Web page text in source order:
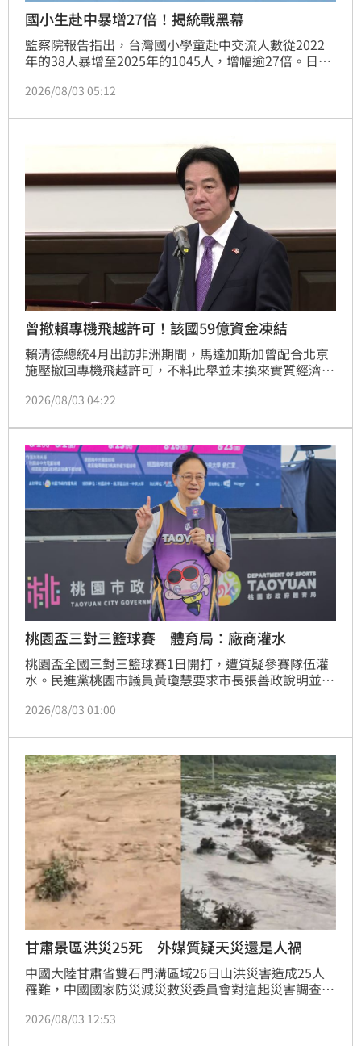
國小生赴中暴增27倍！揭統戰黑幕
監察院報告指出，台灣國小學童赴中交流人數從2022
年的38人暴增至2025年的1045人，增幅逾27倍。日本
起」，利用學童價值觀未定型與辨識度低之弱點，透過
情的超低價赴中團，外界質疑背後是否有境外資金介
入。矢板明夫呼籲政府應建立強制通報機制，公開經費
來源與行程細節，並提醒家長在報名交流團前，務必審
慎評估主辦方背景與行程安排，切勿讓看似好康的交流
活動，淪為對岸滲透教育體系的統戰破口，共同守護下
2026/08/03 05:12
曾撤賴專機飛越許可！該國59億資金凍結
賴清德總統4月出訪非洲期間，馬達加斯加曾配合北京
施壓撤回專機飛越許可，不料此舉並未換來實質經濟利
求，原定編入預算的1.83億美元（約台幣59億元）救命
資金卡關恐導致該國財政面臨崩盤危機。儘管該國參與
中國「一帶一路」並獲融資，但仍難解燃眉之急。此事
件不僅凸顯馬達加斯加經濟結構脆弱，也反映出在國際
金融審議
2026/08/03 04:22
桃園盃三對三籃球賽 體育局：廠商灌水
桃園盃全國三對三籃球賽1日開打，遭質疑參賽隊伍灌
水。民進黨桃園市議員黃瓊慧要求市長張善政說明並負
水造假，將依法究責。
2026/08/03 01:00
甘肅景區洪災25死 外媒質疑天災還是人禍
中國大陸甘肅省雙石門溝區域26日山洪災害造成25人
罹難，中國國家防災減災救災委員會對這起災害調查評
還是人禍。
2026/08/03 12:53